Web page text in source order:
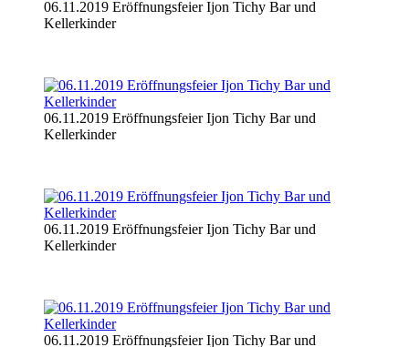
06.11.2019 Eröffnungsfeier Ijon Tichy Bar und
Kellerkinder
06.11.2019 Eröffnungsfeier Ijon Tichy Bar und
Kellerkinder
06.11.2019 Eröffnungsfeier Ijon Tichy Bar und
Kellerkinder
06.11.2019 Eröffnungsfeier Ijon Tichy Bar und